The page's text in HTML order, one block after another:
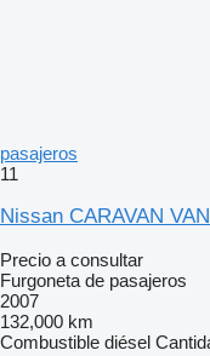
pasajeros
11
Nissan CARAVAN VAN
Precio a consultar
Furgoneta de pasajeros
2007
132,000 km
Combustible diésel